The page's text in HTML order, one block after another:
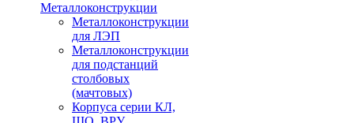
Металлоконструкции
Металлоконструкции
для ЛЭП
Металлоконструкции
для подстанций
столбовых
(мачтовых)
Корпуса серии КЛ,